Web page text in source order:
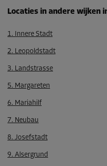
Locaties in andere wijken
1. Innere Stadt
2. Leopoldstadt
3. Landstrasse
5. Margareten
6. Mariahilf
7. Neubau
8. Josefstadt
9. Alsergrund